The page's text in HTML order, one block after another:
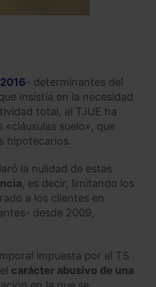
- determinantes del
insistía en la necesidad
total, el TJUE ha
suelo», que
hipotecarios.
la nulidad de estas
, es decir, limitando los
a los clientes en
desde 2009,
impuesta por el TS
carácter abusivo de una